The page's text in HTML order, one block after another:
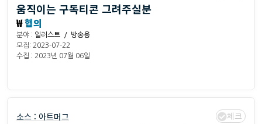
움직이는 구독티콘 그려주실분
₩협의
분야 : 일러스트 / 방송용
모집: 2023-07-22
수집 : 2023년 07월 06일
소스 : 아트머그 체크